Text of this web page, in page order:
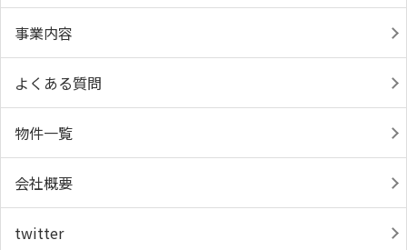
事業内容
よくある質問
物件一覧
会社概要
twitter